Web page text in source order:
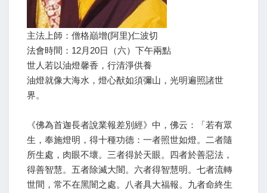
主法上師：僧格巔增(阿里)仁波切
法會時間：12月20日（六）下午兩點
世人若以油燈馨香，行清淨供養
油燈就像大海水，燈心猷如須彌山，光明遍照諸世
界。
《佛為首迦長者說業報差別經》中，佛云：「若有眾
生，奉施燈明，得十種功德：一者照世如燈。二者隨
所生處，肉眼不壞。三者得於天眼。四者於善惡法，
得善智慧。五者除滅大闇。六者得智慧明。七者流轉
世間，常不在黑闇之處。八者具大福報。九者命終生